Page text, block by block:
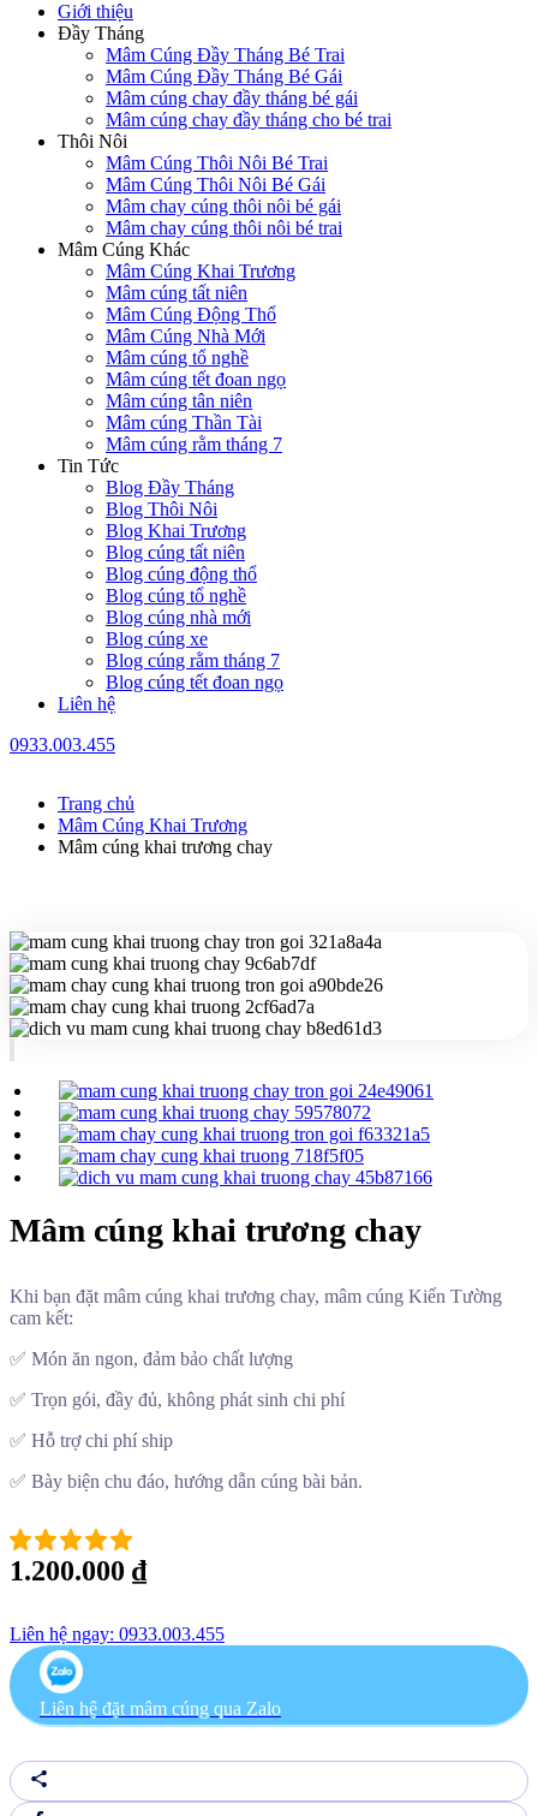
Giới thiệu
Đầy Tháng
Mâm Cúng Đầy Tháng Bé Trai
Mâm Cúng Đầy Tháng Bé Gái
Mâm cúng chay đầy tháng bé gái
Mâm cúng chay đầy tháng cho bé trai
Thôi Nôi
Mâm Cúng Thôi Nôi Bé Trai
Mâm Cúng Thôi Nôi Bé Gái
Mâm chay cúng thôi nôi bé gái
Mâm chay cúng thôi nôi bé trai
Mâm Cúng Khác
Mâm Cúng Khai Trương
Mâm cúng tất niên
Mâm Cúng Động Thổ
Mâm Cúng Nhà Mới
Mâm cúng tổ nghề
Mâm cúng tết đoan ngọ
Mâm cúng tân niên
Mâm cúng Thần Tài
Mâm cúng rằm tháng 7
Tin Tức
Blog Đầy Tháng
Blog Thôi Nôi
Blog Khai Trương
Blog cúng tất niên
Blog cúng động thổ
Blog cúng tổ nghề
Blog cúng nhà mới
Blog cúng xe
Blog cúng rằm tháng 7
Blog cúng tết đoan ngọ
Liên hệ
0933.003.455
Trang chủ
Mâm Cúng Khai Trương
Mâm cúng khai trương chay
Mâm cúng khai trương chay
Khi bạn đặt mâm cúng khai trương chay, mâm cúng Kiến Tường
cam kết:
✅ Món ăn ngon, đảm bảo chất lượng
✅ Trọn gói, đầy đủ, không phát sinh chi phí
✅ Hỗ trợ chi phí ship
✅ Bày biện chu đáo, hướng dẫn cúng bài bản.
1.200.000 ₫
Liên hệ ngay: 0933.003.455
Liên hệ đặt mâm cúng qua Zalo